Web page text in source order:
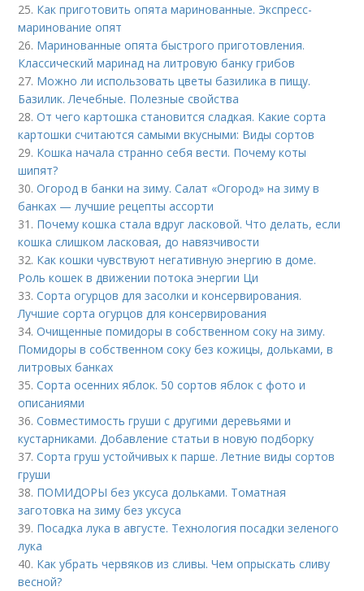
25. Как приготовить опята маринованные. Экспресс-
маринование опят
26. Маринованные опята быстрого приготовления.
Классический маринад на литровую банку грибов
27. Можно ли использовать цветы базилика в пищу.
Базилик. Лечебные. Полезные свойства
28.От чего картошка становится сладкая. Какие сорта
картошки считаются самыми вкусными: Виды сортов
29. Кошка начала странно себя вести. Почему коты
шипят?
30.Огород в банки на зиму. Салат «Огород» на зиму в
банках — лучшие рецепты ассорти
31. Почему кошка стала вдруг ласковой. Что делать, если
кошка слишком ласковая, до навязчивости
32. Как кошки чувствуют негативную энергию в доме.
Роль кошек в движении потока энергии Ци
33.Сорта огурцов для засолки и консервирования.
Лучшие сорта огурцов для консервирования
34.Очищенные помидоры в собственном соку на зиму.
Помидоры в собственном соку без кожицы, дольками, в
литровых банках
35.Сорта осенних яблок. 50 сортов яблок с фото и
описаниями
36.Совместимость груши с другими деревьями и
кустарниками. Добавление статьи в новую подборку
37.Сорта груш устойчивых к парше. Летние виды сортов
груши
38. ПОМИДОРЫ без уксуса дольками. Томатная
заготовка на зиму без уксуса
39. Посадка лука в августе. Технология посадки зеленого
лука
40. Как убрать червяков из сливы. Чем опрыскать сливу
весной?